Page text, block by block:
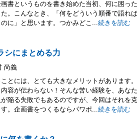
書というものを書き始めた当初、何に困っ
。こんなとき、「何をどういう順番で語れ
に」と思います。つかみどこ...続きを読む
シにまとめる力
尚義
とには、とても大きなメリットがあります
容が伝わらない！そんな苦い経験を、あな
陥る失敗でもあるのですが、今回はそれを
。企画書をつくるならパワポ...続きを読む